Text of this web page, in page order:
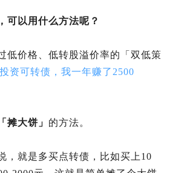
可以用什么方法呢？
低价格、低转股溢价率的「双低策
投资可转债，我一年赚了2500
「摊大饼」 的方法。
，就是多买点转债，比如买上10